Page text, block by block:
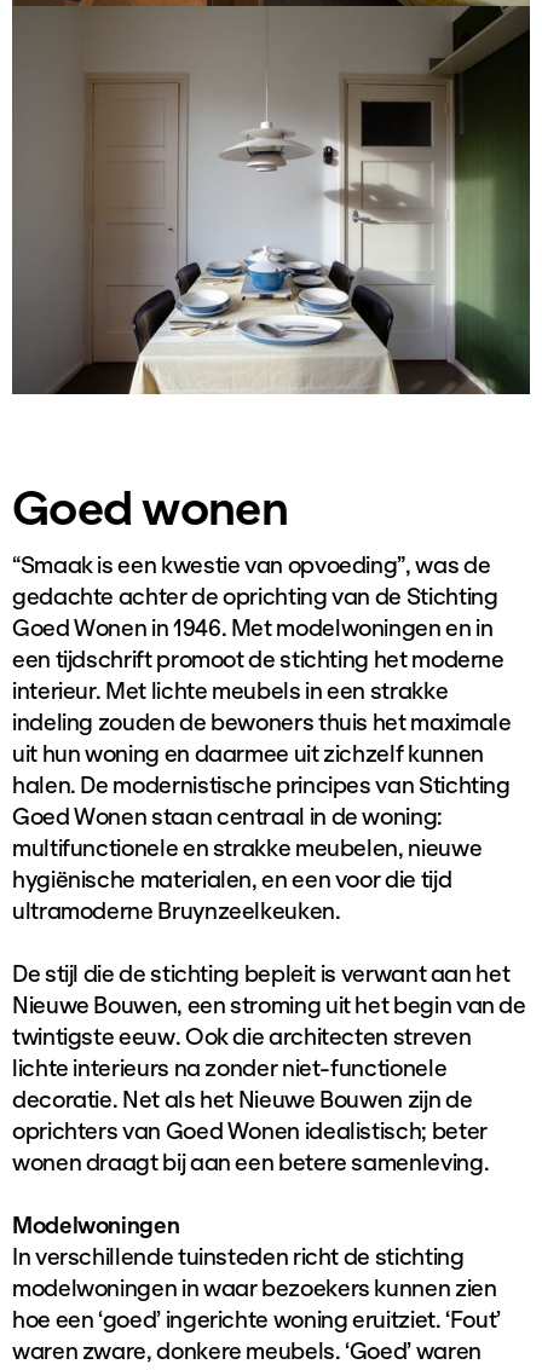
Goed wonen
“Smaak is een kwestie van opvoeding”, was de
gedachte achter de oprichting van de Stichting
Goed Wonen in 1946. Met modelwoningen en in
een tijdschrift promoot de stichting het moderne
interieur. Met lichte meubels in een strakke
indeling zouden de bewoners thuis het maximale
uit hun woning en daarmee uit zichzelf kunnen
halen. De modernistische principes van Stichting
Goed Wonen staan centraal in de woning:
multifunctionele en strakke meubelen, nieuwe
hygiënische materialen, en een voor die tijd
ultramoderne Bruynzeelkeuken.
De stijl die de stichting bepleit is verwant aan het
Nieuwe Bouwen, een stroming uit het begin van de
twintigste eeuw. Ook die architecten streven
lichte interieurs na zonder niet-functionele
decoratie. Net als het Nieuwe Bouwen zijn de
oprichters van Goed Wonen idealistisch; beter
wonen draagt bij aan een betere samenleving.
Modelwoningen
In verschillende tuinsteden richt de stichting
modelwoningen in waar bezoekers kunnen zien
hoe een ‘goed’ ingerichte woning eruitziet. ‘Fout’
waren zware, donkere meubels. ‘Goed’ waren